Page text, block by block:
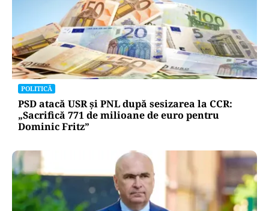
POLITICĂ
PSD atacă USR și PNL după sesizarea la CCR:
„Sacrifică 771 de milioane de euro pentru
Dominic Fritz”